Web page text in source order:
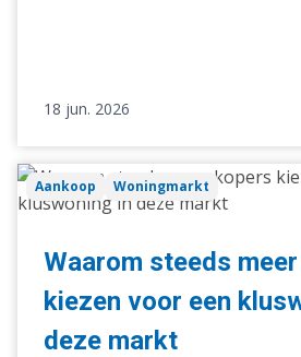
18 jun. 2026
Waarom
steeds
kopers
voor
een
Aankoop Woningmarkt
Waarom steeds
kiezen voor een
deze markt